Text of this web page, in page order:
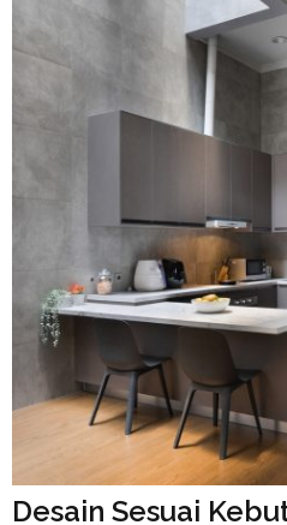
Desain Sesuai